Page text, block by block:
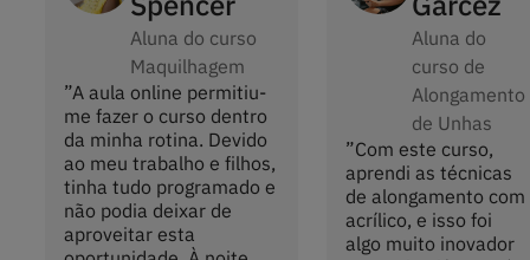
Aluna do curso
Maquilhagem
”A aula online permitiu-
me fazer o curso dentro
da minha rotina. Devido
ao meu trabalho e filhos,
tinha tudo programado e
não podia deixar de
aproveitar esta
Aluna do
curso de
Alongamento
de Unhas
”Com este curso,
aprendi as técnicas
de alongamento com
acrílico, e isso foi
algo muito inovador